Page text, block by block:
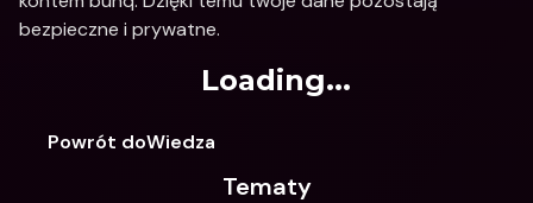
bezpieczne i prywatne.
Loading...
Powrót doWiedza
Tematy